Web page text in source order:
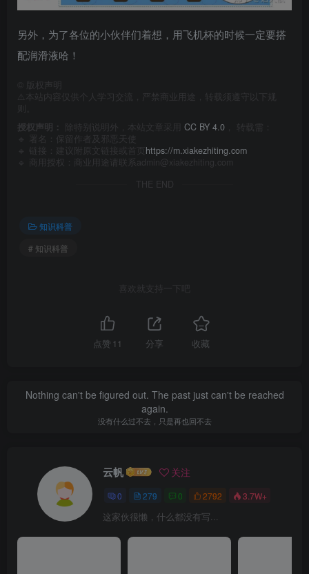
另外，为了各位的小伙伴们着想，用飞机杯的时候一定要搭
配润滑液哈！
版权声明
⚠️本站内容仅供个人学习交流，严禁商业用途，转载须遵守以下规
授权声明：
除特别说明外，本站文章采用 CC BY 4.0 ， 转载需：
🔹 署名：保留作者及 邪恶天使
🔹 链接：建议附原文链接或首页 https://m.xiakezhiting.com
🔹 商用授权：商业用途请联系admin@xiakezhiting.com
THE END
知识科普
# 知识科普
喜欢就支持一下吧
点赞 11 分享 收藏
Nothing can't be figured out. The past just can't be reached
again.
没有什么过不去，只是再也回不去
云帆 关注
0 279 0 2792 3.7W+
这家伙很懒，什么都没有写...